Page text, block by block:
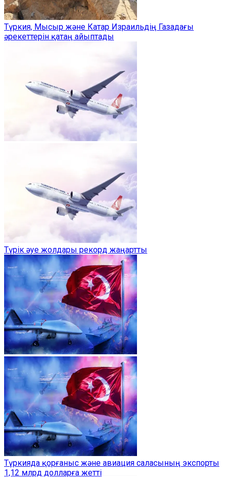
Түркия, Мысыр және Катар Израильдің Газадағы
әрекеттерін қатаң айыптады
Түрік әуе жолдары рекорд жаңартты
Түркияда қорғаныс және авиация саласының экспорты
1,12 млрд долларға жетті